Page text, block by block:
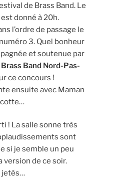
de Brass Band. Le
donné à 20h.
l’ordre de passage le
3. Quel bonheur
et soutenue par
Brass Band Nord-Pas-
ce concours !
ensuite avec Maman
! La salle sonne très
sont
si je semble un peu
version de ce soir.
jetés…